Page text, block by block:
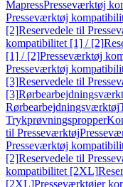
MapressPresseværktøj
Presseværktøj
[2]Reservedele til
kompatibilitet [1] / [2]
[1] / [2]Presseværktøj
Presseværktøj
[3]Reservedele til
[3]
Rørbearbejdningsværktøj
Trykprøvningspropper
til Presseværktøj
Presseværktøj
[2]Reservedele til
kompatibilitet [2XL]
[2XL]Presseværktøjer